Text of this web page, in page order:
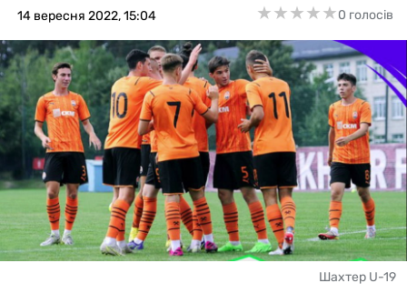
БУКМЕКЕРИ
14 вересня 2022, 15:04
★★★★★
★★★★★0 голосів
Шахтер U-19